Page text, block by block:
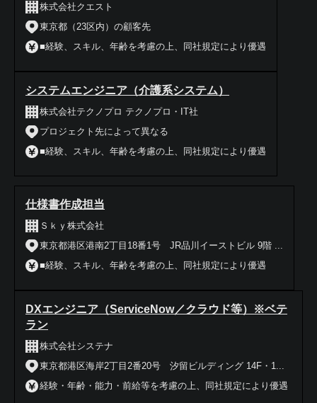
株式会社クエスト
東京都（23区内）の顧客先
■経験、スキル、年齢を考慮の上、同社規定により優遇
システムエンジニア（介護系システム）
株式会社テクノプロ テクノプロ・IT社
プロジェクト先によって異なる
■経験、スキル、年齢を考慮の上、同社規定により優遇
仕様書作成担当
Ｓｋｙ株式会社
東京都港区港南2丁目18番1号 JR品川イーストビル 9階 ...
■経験、スキル、年齢を考慮の上、同社規定により優遇
DXエンジニア（ServiceNow／クラウド等）※ベテ
ラン
株式会社システナ
東京都港区海岸2丁目2番20号 汐留ビルディング 14F・1...
経験・年齢・能力・前給等を考慮の上、同社規定により優遇